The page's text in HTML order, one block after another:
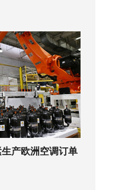
产欧洲空调订单